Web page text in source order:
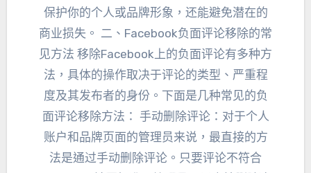
保护你的个人或品牌形象 ， 还能避免潜在的
商业损失 。 二、 Facebook负面评论移除的常
见方法 移除Facebook上的负面评论有多种方
法 ， 具体的操作取决于评论的类型 、 严重程
度及其发布者的身份 。 下面是几种常见的负
面评论移除方法 ： 手动删除评论： 对于个人
账户和品牌页面的管理员来说， 最直接的方
法是通过手动删除评论 。 只要评论不符合